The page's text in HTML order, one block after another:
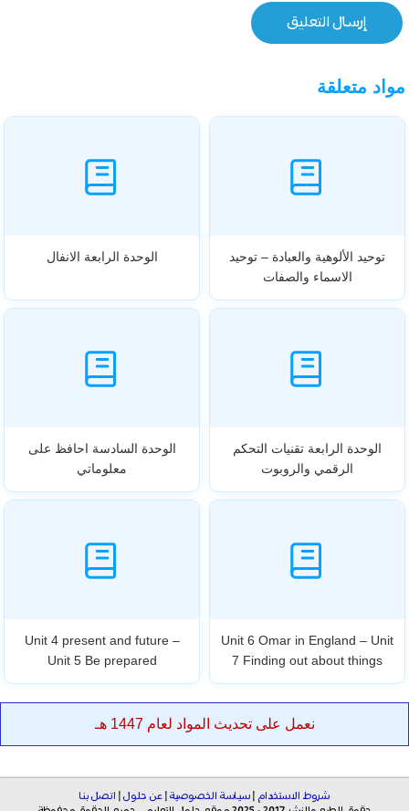
مواد متعلقة
توحيد الألوهية والعبادة – توحيد
الاسماء والصفات
الوحدة الرابعة الانفال
الوحدة الرابعة تقنيات التحكم
الرقمي والروبوت
الوحدة السادسة احافظ على
معلوماتي
Unit 6 Omar in England – Unit
7 Finding out about things
Unit 4 present and future –
Unit 5 Be prepared
نعمل على تحديث المواد لعام 1447 هـ
شروط الاستخدام | سياسة الخصوصية | عن حلول | اتصل بنا